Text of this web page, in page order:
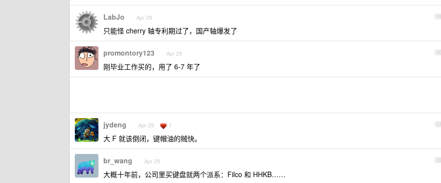
19
LabJo Apr 29
只能怪 cherry 轴专利期过了，国产轴爆发了
20
promontory123 Apr 29
刚毕业工作买的，用了 6-7 年了
21
jydeng Apr 29 1
大 F 就该倒闭，键帽油的贼快。
22
br_wang Apr 29
大概十年前，公司里买键盘就两个派系：Filco 和 HHKB……